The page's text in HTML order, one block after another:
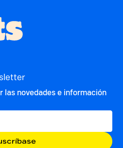
las novedades e información